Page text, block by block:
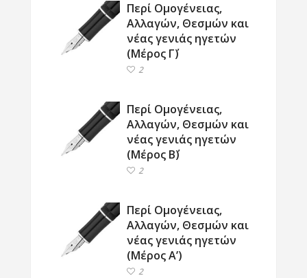
Περί Ομογένειας,
Αλλαγών, Θεσμών και
νέας γενιάς ηγετών
(Μέρος Γ΄)
2
Περί Ομογένειας,
Αλλαγών, Θεσμών και
νέας γενιάς ηγετών
(Μέρος Β΄)
2
Περί Ομογένειας,
Αλλαγών, Θεσμών και
νέας γενιάς ηγετών
(Μέρος Α’)
2